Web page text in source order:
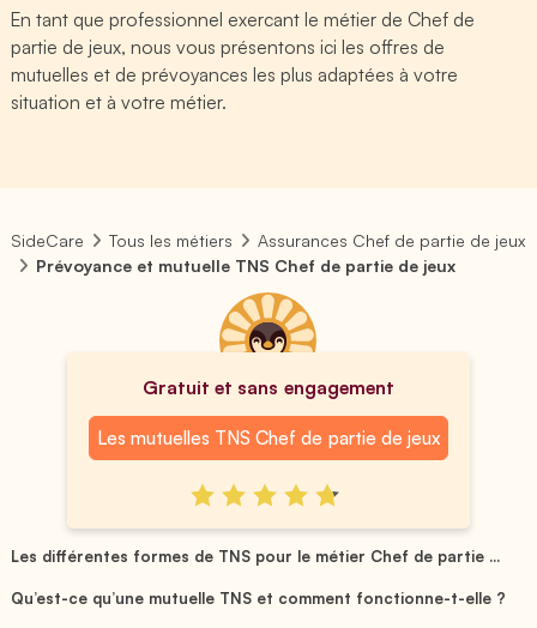
En tant que professionnel exercant le métier de Chef de
partie de jeux, nous vous présentons ici les offres de
mutuelles et de prévoyances les plus adaptées à votre
situation et à votre métier.
SideCare Tous les métiers
Assurances Chef de partie de jeux
Prévoyance et mutuelle TNS Chef de partie de jeux
Gratuit et sans engagement
Les mutuelles TNS Chef de partie de jeux
Les différentes formes de TNS pour le métier Chef de partie ...
Qu’est-ce qu’une mutuelle TNS et comment fonctionne-t-elle ?